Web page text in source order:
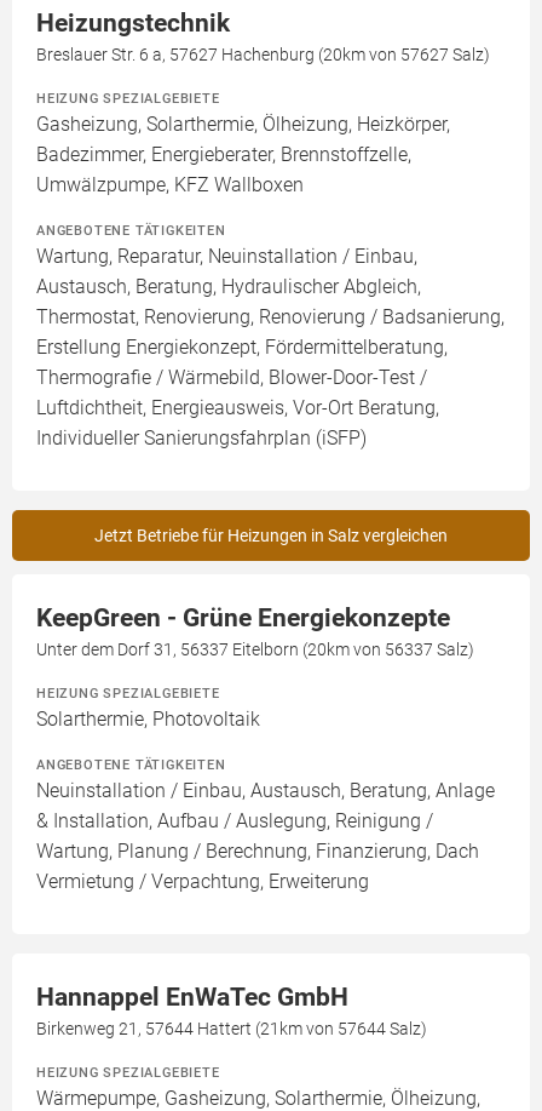
Heizungstechnik
Breslauer Str. 6 a, 57627 Hachenburg (20km von 57627 Salz)
HEIZUNG SPEZIALGEBIETE
Gasheizung, Solarthermie, Ölheizung, Heizkörper,
Badezimmer, Energieberater, Brennstoffzelle,
Umwälzpumpe, KFZ Wallboxen
ANGEBOTENE TÄTIGKEITEN
Wartung, Reparatur, Neuinstallation / Einbau,
Austausch, Beratung, Hydraulischer Abgleich,
Thermostat, Renovierung, Renovierung / Badsanierung,
Erstellung Energiekonzept, Fördermittelberatung,
Thermografie / Wärmebild, Blower-Door-Test /
Luftdichtheit, Energieausweis, Vor-Ort Beratung,
Individueller Sanierungsfahrplan (iSFP)
Jetzt Betriebe für Heizungen in Salz vergleichen
KeepGreen - Grüne Energiekonzepte
Unter dem Dorf 31, 56337 Eitelborn (20km von 56337 Salz)
HEIZUNG SPEZIALGEBIETE
Solarthermie, Photovoltaik
ANGEBOTENE TÄTIGKEITEN
Neuinstallation / Einbau, Austausch, Beratung, Anlage
& Installation, Aufbau / Auslegung, Reinigung /
Wartung, Planung / Berechnung, Finanzierung, Dach
Vermietung / Verpachtung, Erweiterung
Hannappel EnWaTec GmbH
Birkenweg 21, 57644 Hattert (21km von 57644 Salz)
HEIZUNG SPEZIALGEBIETE
Wärmepumpe, Gasheizung, Solarthermie, Ölheizung,